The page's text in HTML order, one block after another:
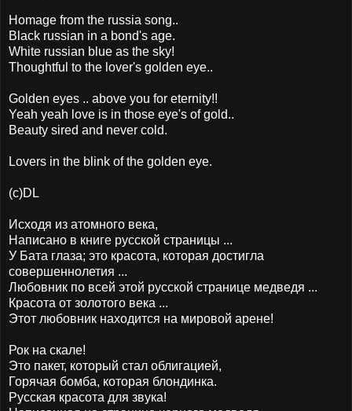
Homage from the russia song..
Black russian in a bond's age.
White russian blue as the sky!
Thoughtful to the lover's golden eye..
Golden eyes .. above you for eternity!!
Yeah yeah love is in those eye's of gold..
Beauty sired and never cold.
Lovers in the blink of the golden eye.
(c)DL
Исходя из атомного века,
Написано в книге русской страницы ...
У Бата глаза; это красота, которая достигла
совершеннолетия ...
Любовник по всей этой русской странице медведя ...
Красота от золотого века ...
Этот любовник находится на мировой арене!
Рок на скале!
Это пакет, который стал облигацией,
Горячая бомба, которая блондинка.
Русская красота для звука!